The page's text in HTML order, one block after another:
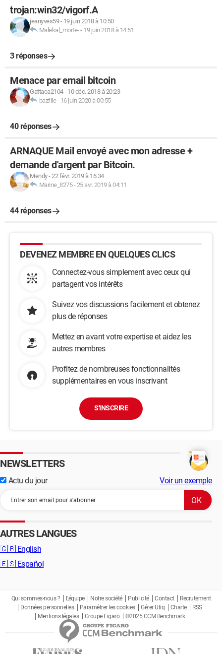
trojan:win32/vigorf.A
jeanyves59- 19 juin 2018 à 10:50
Malekal_morte-- 19 juin 2018 à 14:51
3 réponses
Menace par email bitcoin
Gattaca2104- 10 déc. 2018 à 20:23
bazfile- 16 juin 2020 à 00:55
40 réponses
ARNAQUE Mail envoyé avec mon adresse +
demande d'argent par Bitcoin.
Mendy-22 févr. 2019 à 16:34
Marine_8275-25 avr. 2019 à 04:11
44 réponses
DEVENEZ MEMBRE EN QUELQUES CLICS
Connectez-vous simplement avec ceux qui
partagent vos intérêts
Suivez vos discussions facilement et obtenez
plus de réponses
Mettez en avant votre expertise et aidez les
autres membres
Profitez de nombreuses fonctionnalités
supplémentaires en vous inscrivant
S'INSCRIRE
NEWSLETTERS
Actu du jour Voir un exemple
AUTRES LANGUES
🇬🇧 English
🇪🇸 Español
Qui sommes-nous ? L'équipe Notre société Publicité Contact
Recrutement
Données personnelles
Paramétrer les cookies Gérer Utiq Charte
RSS
Mentions légales
Groupe Figaro ©2025 CCM Benchmark